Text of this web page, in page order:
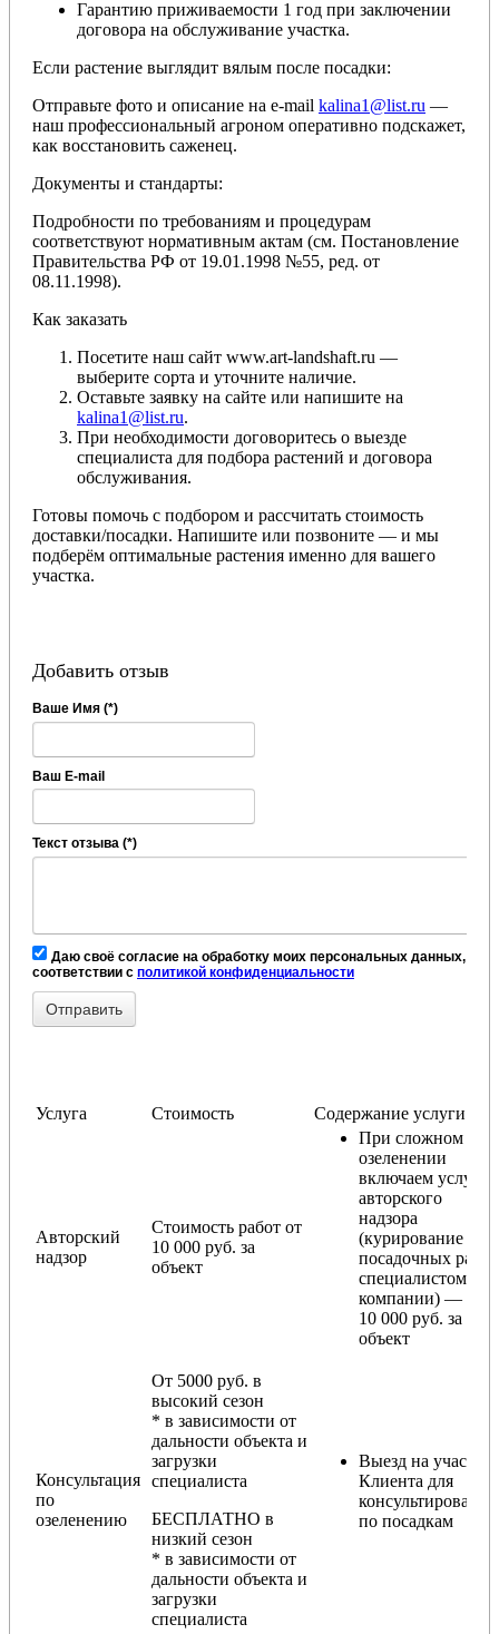
Гарантию приживаемости 1 год при заключении
договора на обслуживание участка.
Если растение выглядит вялым после посадки:
Отправьте фото и описание на e-mail kalina1@list.ru —
наш профессиональный агроном оперативно подскажет,
как восстановить саженец.
Документы и стандарты:
Подробности по требованиям и процедурам
соответствуют нормативным актам (см. Постановление
Правительства РФ от 19.01.1998 №55, ред. от
08.11.1998).
Как заказать
Посетите наш сайт www.art-landshaft.ru —
выберите сорта и уточните наличие.
Оставьте заявку на сайте или напишите на
kalina1@list.ru.
При необходимости договоритесь о выезде
специалиста для подбора растений и договора
обслуживания.
Готовы помочь с подбором и рассчитать стоимость
доставки/посадки. Напишите или позвоните — и мы
подберём оптимальные растения именно для вашего
участка.
Добавить отзыв
Ваше Имя (*)
Ваш E-mail
Текст отзыва (*)
Даю своё согласие на обработку моих персональных данных, в
соответствии с политикой конфиденциальности
Услуга Стоимость Содержание услуги
Авторский
надзор
Стоимость работ от
10 000 руб. за
объект
При сложном
озеленении
включаем услугу
авторского
надзора
(курирование
посадочных работ
специалистом
компании) — от
10 000 руб. за
объект
Консультация
по
озеленению
От 5000 руб. в
высокий сезон
* в зависимости от
дальности объекта и
загрузки
специалиста
БЕСПЛАТНО в
низкий сезон
* в зависимости от
дальности объекта и
загрузки
специалиста
Выезд на участок
Клиента для
консультирования
по посадкам